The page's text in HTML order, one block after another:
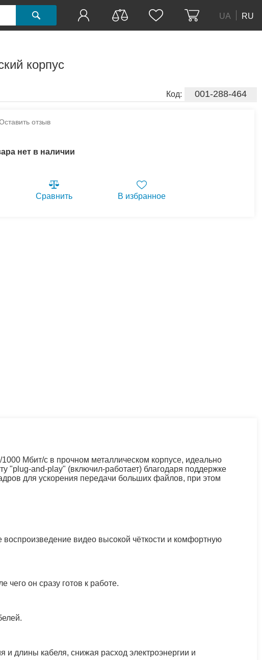
UA RU
корпус
Код: 001-288-464
отзыв
нет в наличии
Сравнить В избранное
Мбит/с в прочном металлическом корпусе, идеально
"plug-and-play" (включил-работает) благодаря поддержке
для ускорения передачи больших файлов, при этом
видео высокой чёткости и комфортную
чего он сразу готов к работе.
и длины кабеля, снижая расход электроэнергии и